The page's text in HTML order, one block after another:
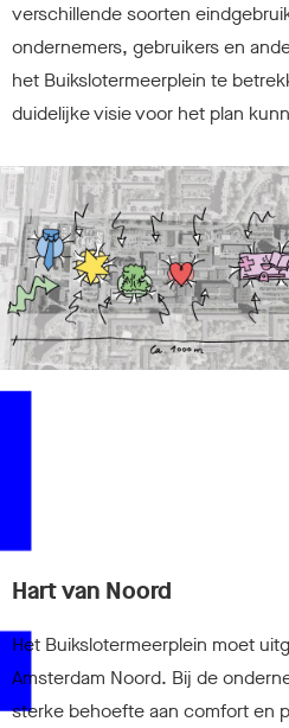
verschillende soorten
ondernemers, gebruikers en
het Buikslotermeerplein te
duidelijke visie voor het plan
Hart van Noord
Het Buikslotermeerplein moet
Amsterdam Noord. Bij de
sterke behoefte aan comfort en